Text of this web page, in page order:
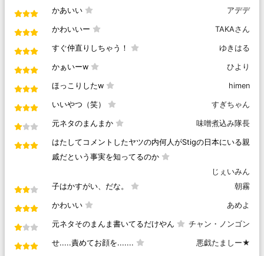
かあいい アデデ
かわいいー TAKAさん
すぐ仲直りしちゃう！ ゆきはる
かぁいーw ひより
ほっこりしたw himen
いいやつ（笑） すぎちゃん
元ネタのまんまか 味噌煮込み隊長
はたしてコメントしたヤツの内何人がStigの日本にいる親
戚だという事実を知ってるのか
じぇいみん
子はかすがい、だな。
朝霧
かわいい あめよ
元ネタそのまんま書いてるだけやん チャン・ノンゴン
せ.....責めてお顔を....... 悪戯たましー★